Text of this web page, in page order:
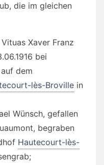
die im gleichen
Xaver Franz
bei
dem
lès-Broville in
Wünsch, gefallen
begraben
Hautecourt-lès-